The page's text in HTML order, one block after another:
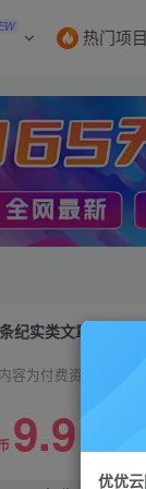
热门项目
纪实类文章玩法，
容为付费资源，请付
9.9
优优